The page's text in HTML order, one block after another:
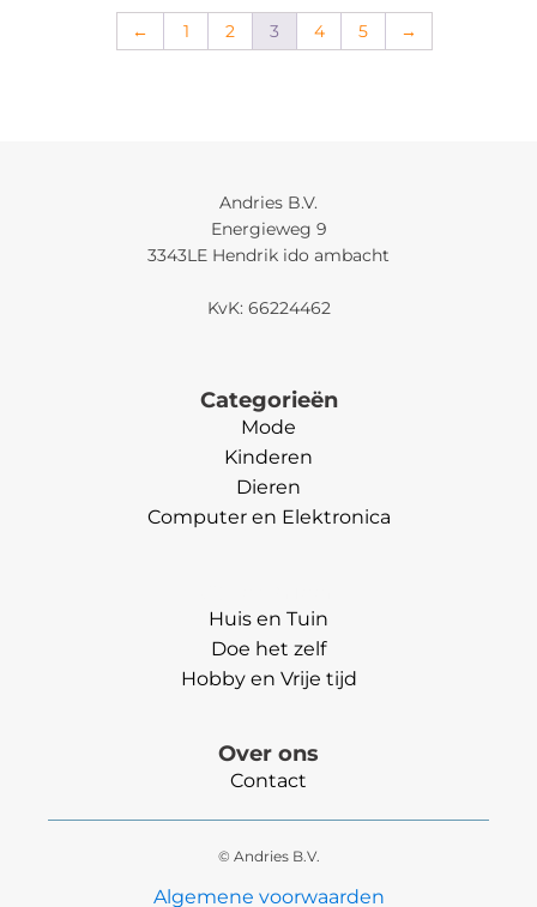
← 1 2 3 4 5 →
Andries B.V.
Energieweg 9
3343LE Hendrik ido ambacht
KvK: 66224462
Categorieën
Mode
Kinderen
Dieren
Computer en Elektronica
Huis en Tuin
Doe het zelf
Hobby en Vrije tijd
Over ons
Contact
© Andries B.V.
Algemene voorwaarden